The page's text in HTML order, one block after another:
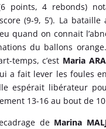
points, 4 rebonds)
(9-9, 5’). La
quand on connait
du ballons
temps, c’est Maria
a fait lever les foules
espérait libérateur
13-16 au bout de
de Marina